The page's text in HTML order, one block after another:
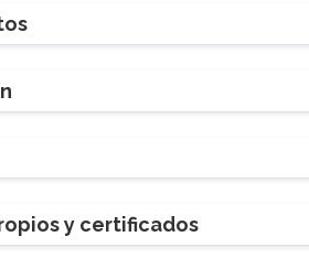
y certificados